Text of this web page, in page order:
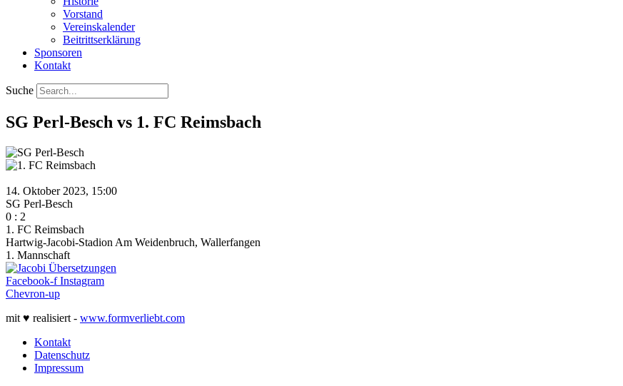
Vorstand
Vereinskalender
Beitrittserklärung
Sponsoren
Kontakt
Suche
SG Perl-Besch vs 1. FC Reimsbach
14. Oktober 2023, 15:00
SG Perl-Besch
0 : 2
1. FC Reimsbach
Hartwig-Jacobi-Stadion Am Weidenbruch, Wallerfangen
1. Mannschaft
Facebook-f Instagram
Chevron-up
mit ♥ realisiert - www.formverliebt.com
Kontakt
Datenschutz
Impressum